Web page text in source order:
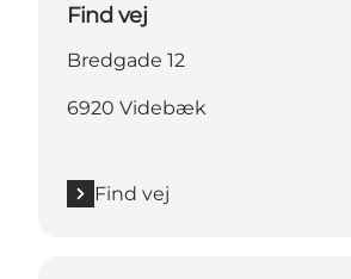
Find vej
Bredgade 12
6920 Videbæk
Find vej